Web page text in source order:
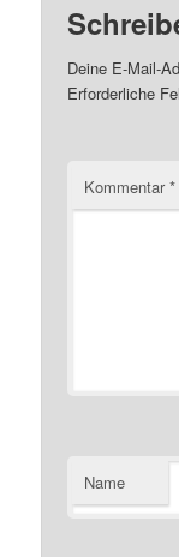
Deine E-Mail-
Erforderliche
Kommentar*
Name